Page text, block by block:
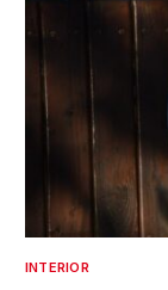
INTERIOR